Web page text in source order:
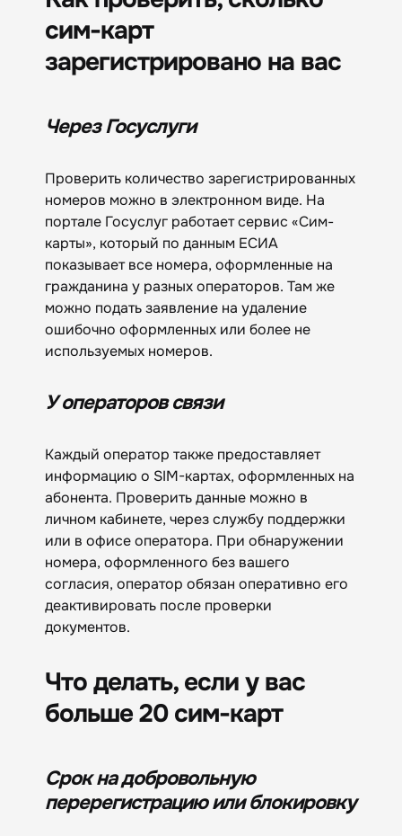
сим-карт
зарегистрировано на вас
Через Госуслуги
Проверить количество зарегистрированных
номеров можно в электронном виде. На
портале Госуслуг работает сервис «Сим-
карты», который по данным ЕСИА
показывает все номера, оформленные на
гражданина у разных операторов. Там же
можно подать заявление на удаление
ошибочно оформленных или более не
используемых номеров.
У операторов связи
Каждый оператор также предоставляет
информацию о SIM-картах, оформленных на
абонента. Проверить данные можно в
личном кабинете, через службу поддержки
или в офисе оператора. При обнаружении
номера, оформленного без вашего
согласия, оператор обязан оперативно его
деактивировать после проверки
документов.
Что делать, если у вас
больше 20 сим-карт
Срок на добровольную
перерегистрацию или блокировку